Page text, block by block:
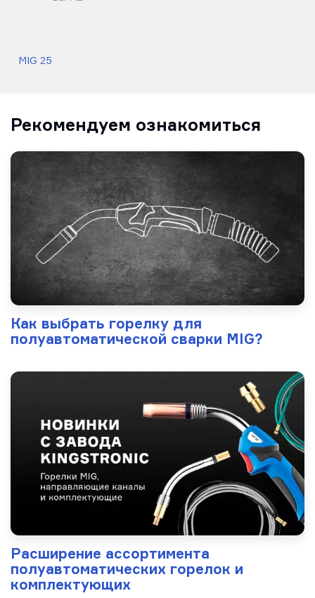
MIG 25
Рекомендуем ознакомиться
Как выбрать горелку для
полуавтоматической сварки MIG?
Расширение ассортимента
полуавтоматических горелок и
комплектующих